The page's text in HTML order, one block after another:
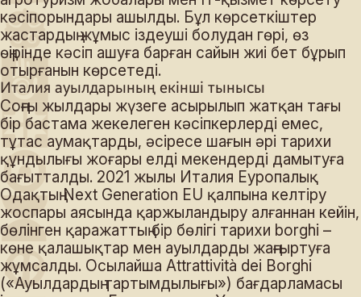
кәсіпорындары ашылды. Бұл көрсеткіштер
жастардың жұмыс іздеуші болудан гөрі, өз
өңірінде кәсіп ашуға барған сайын жиі бет бұрып
отырғанын көрсетеді.
Италия ауылдарының екінші тынысы
Соңғы жылдары жүзеге асырылып жатқан тағы
бір бастама жекелеген кәсіпкерлерді емес,
тұтас аумақтарды, әсіресе шағын әрі тарихи
құндылығы жоғары елді мекендерді дамытуға
бағытталды. 2021 жылы Италия Еуропалық
Одақтың Next Generation EU қалпына келтіру
жоспары аясында қаржыландыру алғаннан кейін,
бөлінген қаражаттың бір бөлігі тарихи borghi –
көне қалашықтар мен ауылдарды жаңғыртуға
жұмсалды. Осылайша Attrattività dei Borghi
(«Ауылдардың тартымдылығы») бағдарламасы